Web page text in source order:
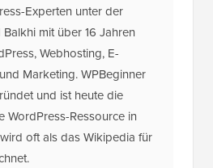
Experten unter der
mit über 16 Jahren
Webhosting, E-
Marketing. WPBeginner
und ist heute die
WordPress-Ressource in
oft als das Wikipedia für